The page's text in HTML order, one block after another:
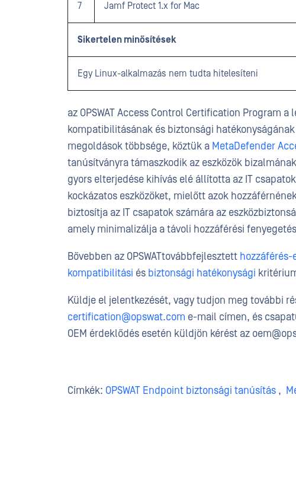
7 Jamf Protect 1.x for Mac
Sikertelen minősítések
Egy Linux-alkalmazás nem tudta hitelesíteni
az OPSWAT Access Control Certification Program
kompatibilitásának és biztonsági
megoldások többsége, köztük a MetaDefender
tanúsítványra támaszkodik az eszközök
gyors elterjedése kihívás elé állította az IT
kockázatos eszközöket, mielőtt azok
biztosítja az IT csapatok számára az
amely minimalizálja a távoli hozzáférési
Bővebben az OPSWATtovábbfejlesztett
kompatibilitási és biztonsági hatékonysági
Küldje el jelentkezését, vagy tudjon meg további
certification@opswat.com e-mail címen, és
OEM érdeklődés esetén küldjön kérést az
Címkék: OPSWAT Endpoint biztonsági tanúsítás ,